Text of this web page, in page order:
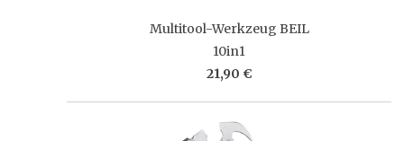
Multitool-Werkzeug BEIL
10in1
21,90 €